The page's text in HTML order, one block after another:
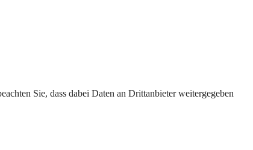
Sie, dass dabei Daten an Drittanbieter weitergegeben